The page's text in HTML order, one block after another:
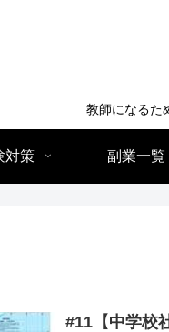
教師になるた
対策 副業一覧
#11【中学